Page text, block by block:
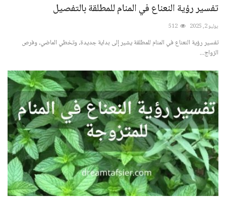
تفسير رؤية النعناع في المنام للمطلقة بالتفصيل
يوليو 2, 2025 512
تفسير رؤية النعناع في المنام للمطلقة يشير إلى بداية جديدة، وتخطي الماضي، وفرص
الزواج...